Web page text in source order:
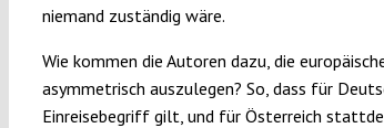
niemand zuständig wäre.
Wie kommen die Autoren dazu, die
asymmetrisch auszulegen? So, dass für
Einreisebegriff gilt, und für Österreich